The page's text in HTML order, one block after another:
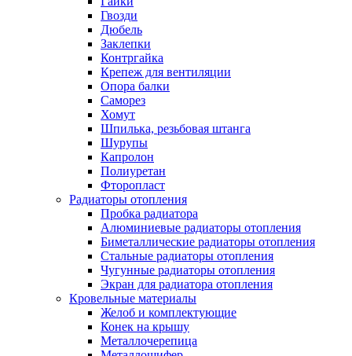
Гвозди
Дюбель
Заклепки
Контргайка
Крепеж для вентиляции
Опора балки
Саморез
Хомут
Шпилька, резьбовая штанга
Шурупы
Капролон
Полиуретан
Фторопласт
Радиаторы отопления
Пробка радиатора
Алюминиевые радиаторы отопления
Биметаллические радиаторы отопления
Стальные радиаторы отопления
Чугунные радиаторы отопления
Экран для радиатора отопления
Кровельные материалы
Желоб и комплектующие
Конек на крышу
Металлочерепица